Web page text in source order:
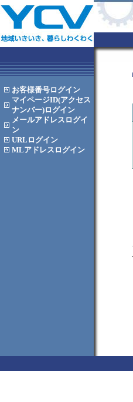
お客様番号ログイン
マイページID(アクセス
ナンバー)ログイン
メールアドレス ログイ
ン
URL ログイン
MLアドレス ログイン